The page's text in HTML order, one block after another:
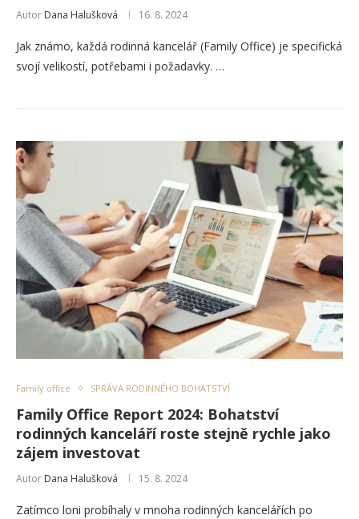
Autor Dana Halušková 16. 8. 2024
Jak známo, každá rodinná kancelář (Family Office) je specifická
svojí velikostí, potřebami i požadavky. …
Family office SPRÁVA RODINNÉHO BOHATSTVÍ
Family Office Report 2024: Bohatství
rodinných kanceláří roste stejně rychle jako
zájem investovat
Autor Dana Halušková 15. 8. 2024
Zatímco loni probíhaly v mnoha rodinných kancelářích po